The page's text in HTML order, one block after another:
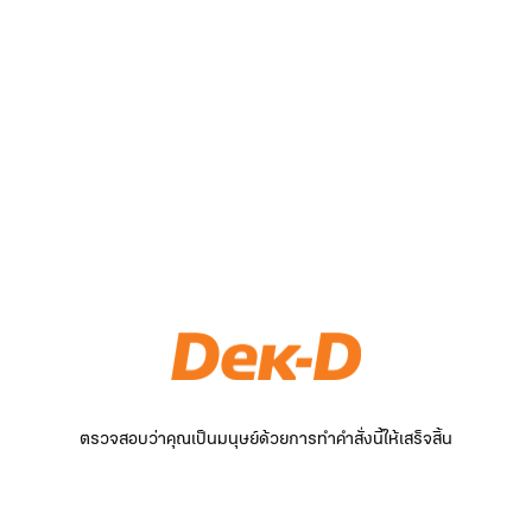
ตรวจสอบว่าคุณเป็นมนุษย์ด้วยการทำคำสั่งนี้ให้เสร็จสิ้น